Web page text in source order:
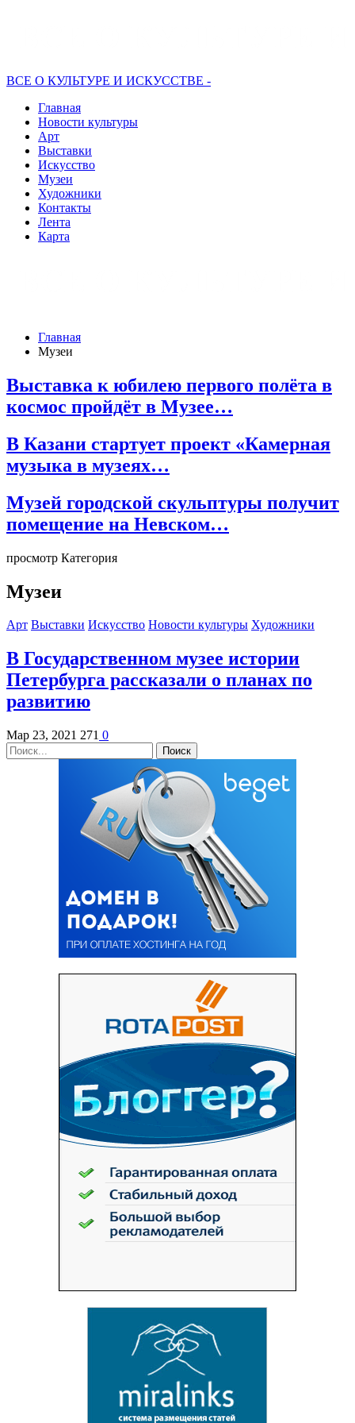
ВСЕ О КУЛЬТУРЕ И ИСКУССТВЕ -
Главная
Новости культуры
Арт
Выставки
Искусство
Музеи
Художники
Контакты
Лента
Карта
Главная
Музеи
Выставка к юбилею первого полёта в
космос пройдёт в Музее…
В Казани стартует проект «Камерная
музыка в музеях…
Музей городской скульптуры получит
помещение на Невском…
просмотр Категория
Музеи
Арт Выставки Искусство Новости культуры Художники
В Государственном музее истории
Петербурга рассказали о планах по
развитию
Мар 23, 2021 271 0